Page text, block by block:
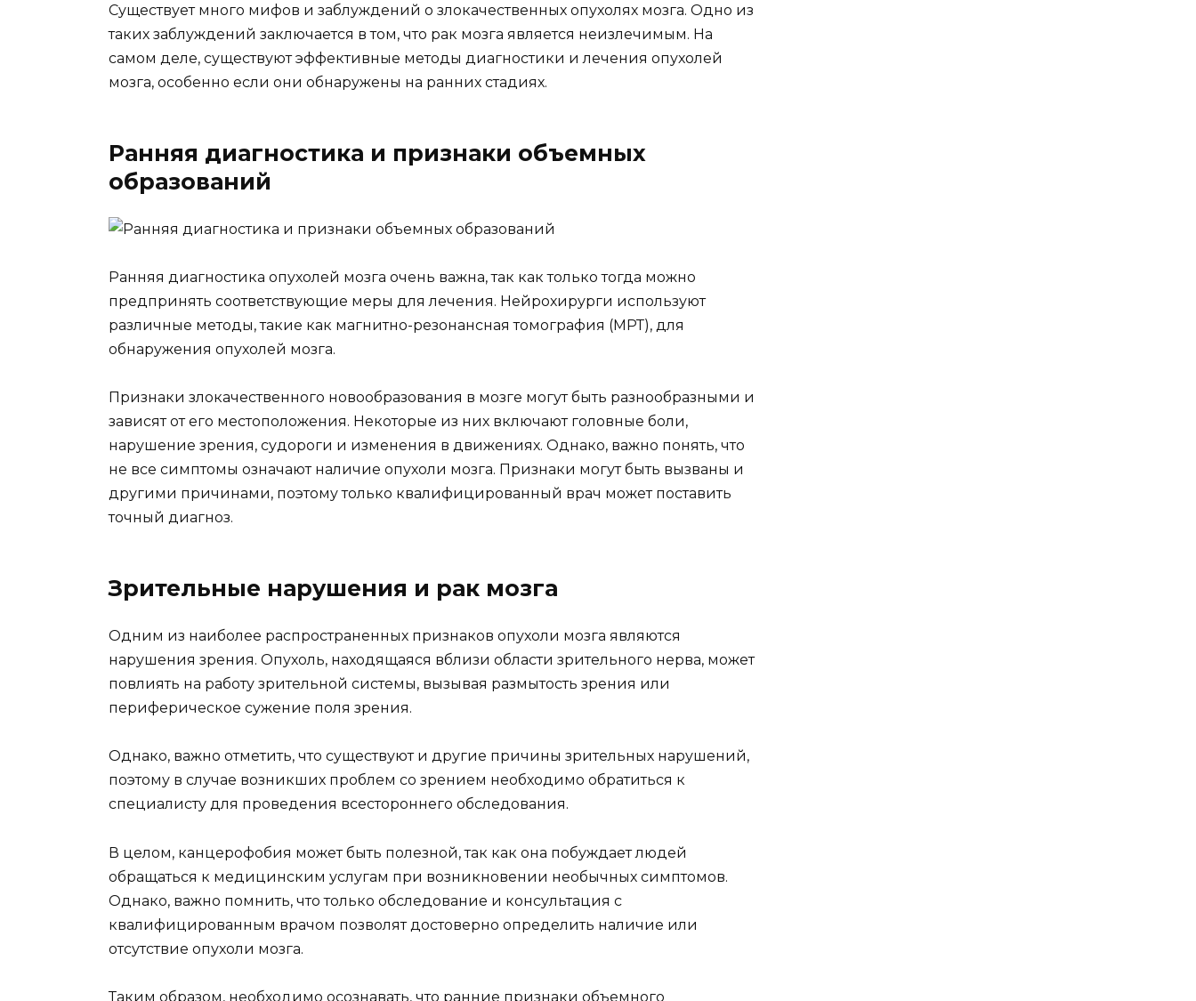
Существует много мифов и заблуждений о злокачественных опухолях мозга. Одно из
таких заблуждений заключается в том, что рак мозга является неизлечимым. На
самом деле, существуют эффективные методы диагностики и лечения опухолей
мозга, особенно если они обнаружены на ранних стадиях.
Ранняя диагностика и признаки объемных
образований
Ранняя диагностика опухолей мозга очень важна, так как только тогда можно
предпринять соответствующие меры для лечения. Нейрохирурги используют
различные методы, такие как магнитно-резонансная томография (МРТ), для
обнаружения опухолей мозга.
Признаки злокачественного новообразования в мозге могут быть разнообразными и
зависят от его местоположения. Некоторые из них включают головные боли,
нарушение зрения, судороги и изменения в движениях. Однако, важно понять, что
не все симптомы означают наличие опухоли мозга. Признаки могут быть вызваны и
другими причинами, поэтому только квалифицированный врач может поставить
точный диагноз.
Зрительные нарушения и рак мозга
Одним из наиболее распространенных признаков опухоли мозга являются
нарушения зрения. Опухоль, находящаяся вблизи области зрительного нерва, может
повлиять на работу зрительной системы, вызывая размытость зрения или
периферическое сужение поля зрения.
Однако, важно отметить, что существуют и другие причины зрительных нарушений,
поэтому в случае возникших проблем со зрением необходимо обратиться к
специалисту для проведения всестороннего обследования.
В целом, канцерофобия может быть полезной, так как она побуждает людей
обращаться к медицинским услугам при возникновении необычных симптомов.
Однако, важно помнить, что только обследование и консультация с
квалифицированным врачом позволят достоверно определить наличие или
отсутствие опухоли мозга.
Таким образом, необходимо осознавать, что ранние признаки объемного